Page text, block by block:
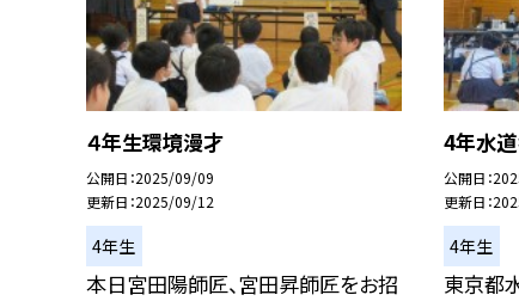
４年生環境漫才
公開日 2025/09/09
更新日 2025/09/12
4年生
本日宮田陽師匠、宮田昇師匠をお招
4年水
公開日
更新日
4年生
東京都